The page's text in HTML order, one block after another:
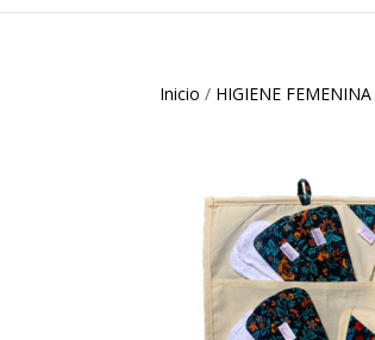
Inicio / HIGIENE FEMENINA